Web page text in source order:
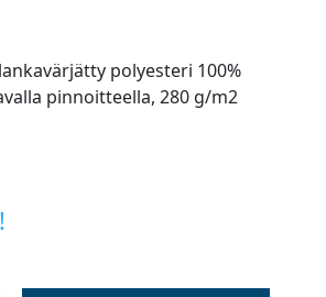
polyesteri 100%
pinnoitteella, 280 g/m2